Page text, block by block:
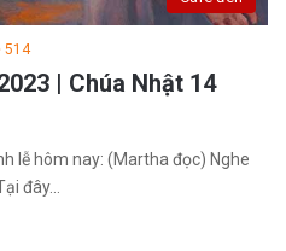
514
| Chúa Nhật 14
lễ hôm nay: (Martha đọc) Nghe
đây…